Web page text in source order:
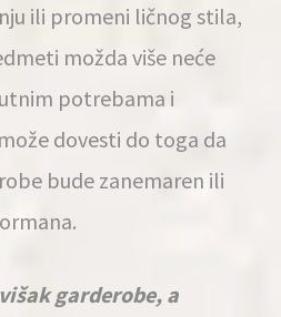
ili promeni ličnog stila,
možda više neće
potrebama i
dovesti do toga da
bude zanemaren ili
garderobe, a